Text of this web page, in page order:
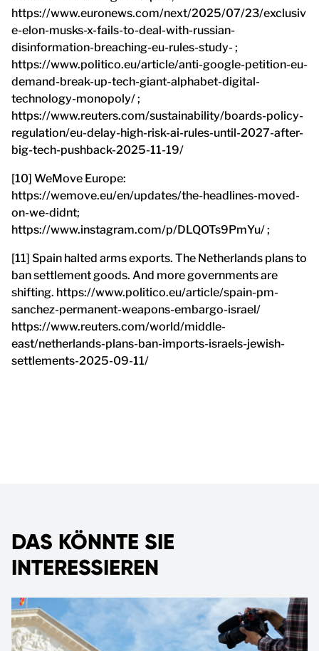
https://www.euronews.com/next/2025/07/23/exclusiv
e-elon-musks-x-fails-to-deal-with-russian-
disinformation-breaching-eu-rules-study- ;
https://www.politico.eu/article/anti-google-petition-eu-
demand-break-up-tech-giant-alphabet-digital-
technology-monopoly/ ;
https://www.reuters.com/sustainability/boards-policy-
regulation/eu-delay-high-risk-ai-rules-until-2027-after-
big-tech-pushback-2025-11-19/
[10] WeMove Europe:
https://wemove.eu/en/updates/the-headlines-moved-
on-we-didnt;
https://www.instagram.com/p/DLQOTs9PmYu/ ;
[11] Spain halted arms exports. The Netherlands plans to
ban settlement goods. And more governments are
shifting. https://www.politico.eu/article/spain-pm-
sanchez-permanent-weapons-embargo-israel/
https://www.reuters.com/world/middle-
east/netherlands-plans-ban-imports-israels-jewish-
settlements-2025-09-11/
DAS KÖNNTE SIE
INTERESSIEREN